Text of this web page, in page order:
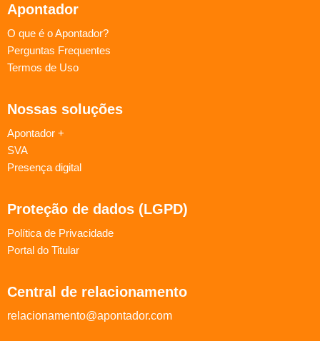
Apontador
O que é o Apontador?
Perguntas Frequentes
Termos de Uso
Nossas soluções
Apontador +
SVA
Presença digital
Proteção de dados (LGPD)
Política de Privacidade
Portal do Titular
Central de relacionamento
relacionamento@apontador.com